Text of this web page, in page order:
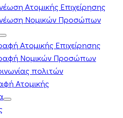
Ατομικής Επιχείρησης
Νομικών Προσώπων
Ατομικής Επιχείρησης
Νομικών Προσώπων
πολιτών
Ατομικής